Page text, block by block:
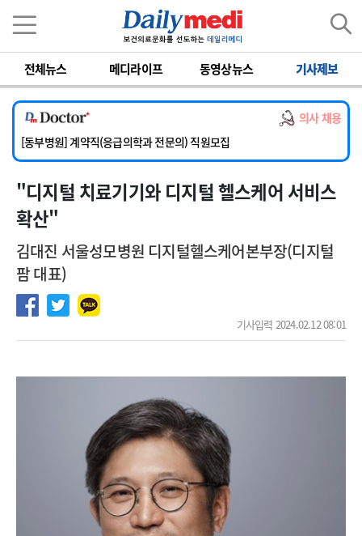
전체뉴스 메디라이프 동영상뉴스 기사제보
의사 채용
[서울아산병원] 2026년 하반기 인턴 모집
[영남대학교의료원] 마취통증의학과 임기제 임상의사 채용
[충남대학교병원] 소아청소년과(소아응급전담) 계약직 의사 공개채용
[동부병원] 계약직(응급의학과 전문의) 직원모집
[이대목동병원] 하반기 전공의(레지던트1년차) 모집
[서울아산병원] 2026년 하반기 인턴 모집
[영남대학교의료원] 마취통증의학과 임기제 임상의사 채용
"디지털 치료기기와 디지털 헬스케어 서비스
확산"
김대진 서울성모병원 디지털헬스케어본부장(디지털
팜 대표)
기사입력 2024.02.12 08:01